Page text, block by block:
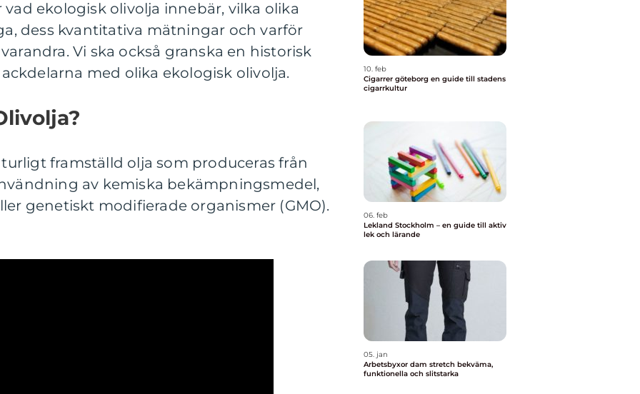
ekologisk olivolja innebär, vilka olika
dess kvantitativa mätningar och varför
Vi ska också granska en historisk
med olika ekologisk olivolja.
framställd olja som produceras från
av kemiska bekämpningsmedel,
genetiskt modifierade organismer (GMO).
10. feb
Cigarrer göteborg en guide till stadens
cigarrkultur
06. feb
Lekland Stockholm – en guide till aktiv
lek och lärande
05. jan
Arbetsbyxor dam stretch bekväma,
funktionella och slitstarka